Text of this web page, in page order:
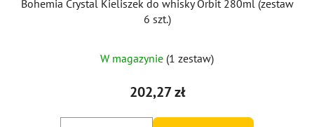
Bohemia Crystal Kieliszek do whisky Orbit 280ml (zestaw
6 szt.)
W magazynie (1 zestaw)
202,27 zł